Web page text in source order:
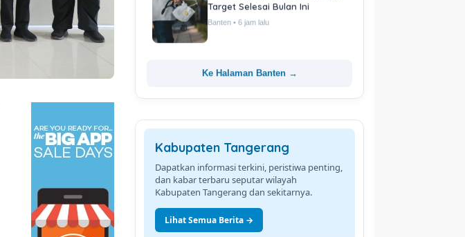
Target Selesai Bulan Ini
Banten • 6 jam lalu
Ke Halaman Banten →
Kabupaten Tangerang
Dapatkan informasi terkini, peristiwa penting,
dan kabar terbaru seputar wilayah
Kabupaten Tangerang dan sekitarnya.
Lihat Semua Berita →